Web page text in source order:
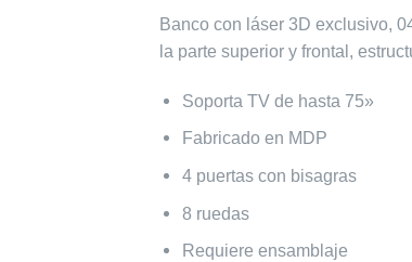
Banco con láser 3D exclusivo,
la parte superior y frontal,
Soporta TV de hasta 75»
Fabricado en MDP
4 puertas con bisagras
8 ruedas
Requiere ensamblaje